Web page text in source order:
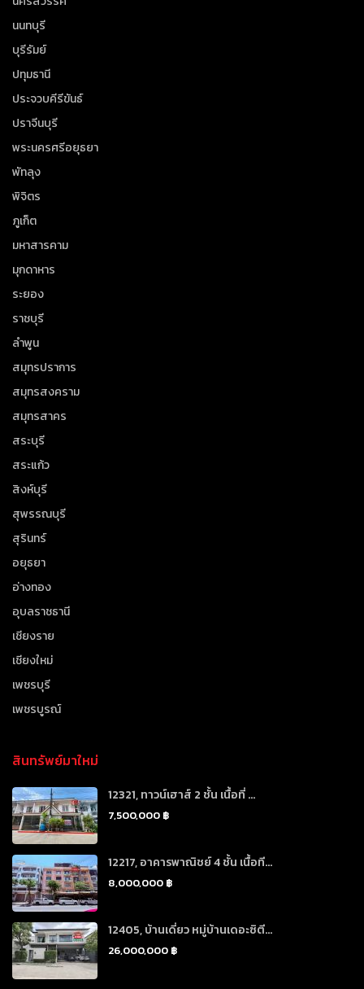
นนทบุรี
บุรีรัมย์
ปทุมธานี
ประจวบคีรีขันธ์
ปราจีนบุรี
พระนครศรีอยุธยา
พัทลุง
พิจิตร
ภูเก็ต
มหาสารคาม
มุกดาหาร
ระยอง
ราชบุรี
ลำพูน
สมุทรปราการ
สมุทรสงคราม
สมุทรสาคร
สระบุรี
สระแก้ว
สิงห์บุรี
สุพรรณบุรี
สุรินทร์
อยุธยา
อ่างทอง
อุบลราชธานี
เชียงราย
เชียงใหม่
เพชรบุรี
เพชรบูรณ์
สินทรัพย์มาใหม่
12321, ทาวน์เฮาส์ 2 ชั้น เนื้อที่ ...
7,500,000 ฿
12217, อาคารพาณิชย์ 4 ชั้น เนื้อที...
8,000,000 ฿
12405, บ้านเดี่ยว หมู่บ้านเดอะซิตี...
26,000,000 ฿